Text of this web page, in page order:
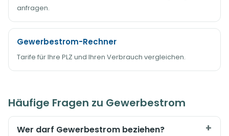
anfragen.
Gewerbestrom-Rechner
Tarife für Ihre PLZ und Ihren Verbrauch vergleichen.
Häufige Fragen zu Gewerbestrom
Wer darf Gewerbestrom beziehen?